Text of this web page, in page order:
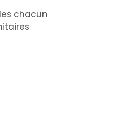
chacun